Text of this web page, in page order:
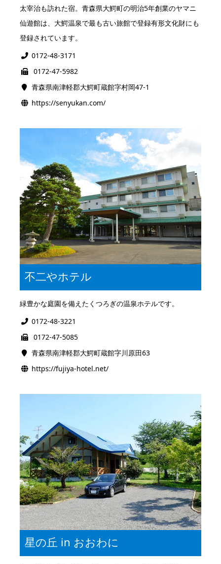
太宰治も訪れた宿。青森県大鰐町の明治5年創業のヤマニ
仙遊館は、大鰐温泉で最も古い旅館で登録有形文化財にも
登録されています。
0172-48-3171
0172-47-5982
青森県南津軽郡大鰐町蔵館字村岡47-1
https://senyukan.com/
不二やホテル
緑豊かな庭園を備えたくつろぎの温泉ホテルです。
0172-48-3221
0172-47-5085
青森県南津軽郡大鰐町蔵館字川原田63
https://fujiya-hotel.net/
星の丘 in おおわに